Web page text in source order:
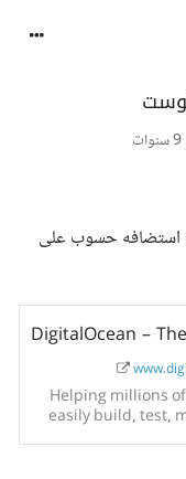
استضافه حسوب على
Helping millions
easily build, test,
scale applications